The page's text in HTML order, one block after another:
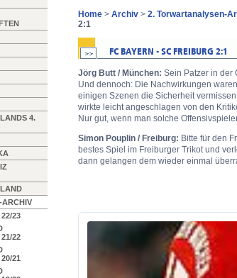
4.
ARCHIV
23
22
21
Home > Archiv > 2. Torwartanalysen-
2:1
Jörg Butt / München: Sein Patzer in der
Und dennoch: Die Nachwirkungen
einigen Szenen die Sicherheit
wirkte leicht angeschlagen von den
Nur gut, wenn man solche
Simon Pouplin / Freiburg: Bitte für den
bestes Spiel im Freiburger Trikot und
dann gelangen dem wieder einmal